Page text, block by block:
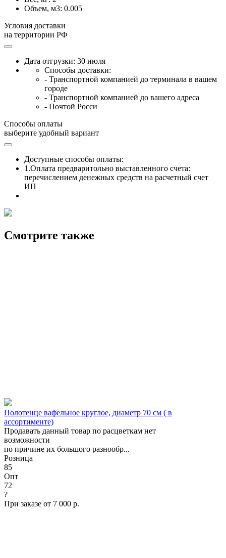
Объем, м3: 0.005
Условия доставки
на территории РФ
Дата отгрузки: 30 июля
Способы доставки:
- Транспортной компанией до терминала в вашем
городе
- Транспортной компанией до вашего адреса
- Почтой Росси
Способы оплаты
выберите удобный вариант
Доступные способы оплаты:
1.Оплата предваритольно выставленного счета:
перечислением денежных средств на расчетный счет
ИП
Смотрите также
Полотенце вафельное круглое, диаметр 70 см ( в
ассортименте)
Продавать данный товар по расцветкам нет
возможности
по причине их большого разнообр...
Розница
85
Опт
72
?
При заказе от 7 000 р.